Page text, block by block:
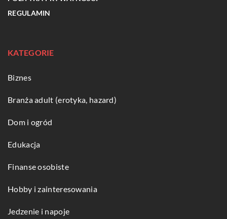
REGULAMIN
KATEGORIE
Biznes
Branża adult (erotyka, hazard)
Dom i ogród
Edukacja
Finanse osobiste
Hobby i zainteresowania
Jedzenie i napoje